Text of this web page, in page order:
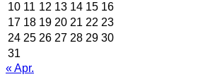
10 11 12 13 14 15 16
17 18 19 20 21 22 23
24 25 26 27 28 29 30
31
« Apr.